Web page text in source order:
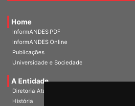
Home
InformANDES PDF
InformANDES Online
Publicações
Universidade e Sociedade
A Entidade
Diretoria Atual
História